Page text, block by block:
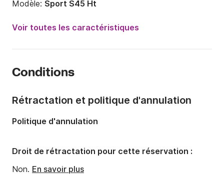
Modèle: Sport S45 Ht
Puissance moteur:
870cv
Capacité à bord:
Nombre de cabines:
Voir toutes les caractéristiques
Conditions
Rétractation et politique d'annulation
Politique d'annulation
Droit de rétractation pour cette réservation :
Non. En savoir plus